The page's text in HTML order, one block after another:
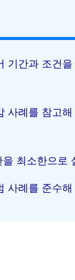
기간과 조건
사례를 참고
최소한으로
사례를 준수